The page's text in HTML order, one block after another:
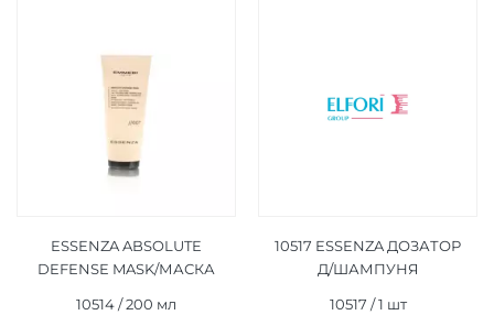
ESSENZA ABSOLUTE
DEFENSE MASK/МАСКА
ЗАХИСТУ 200 ML
10514 / 200 мл
10517 ESSENZA ДОЗАТОР
Д/ШАМПУНЯ
10517 / 1 шт